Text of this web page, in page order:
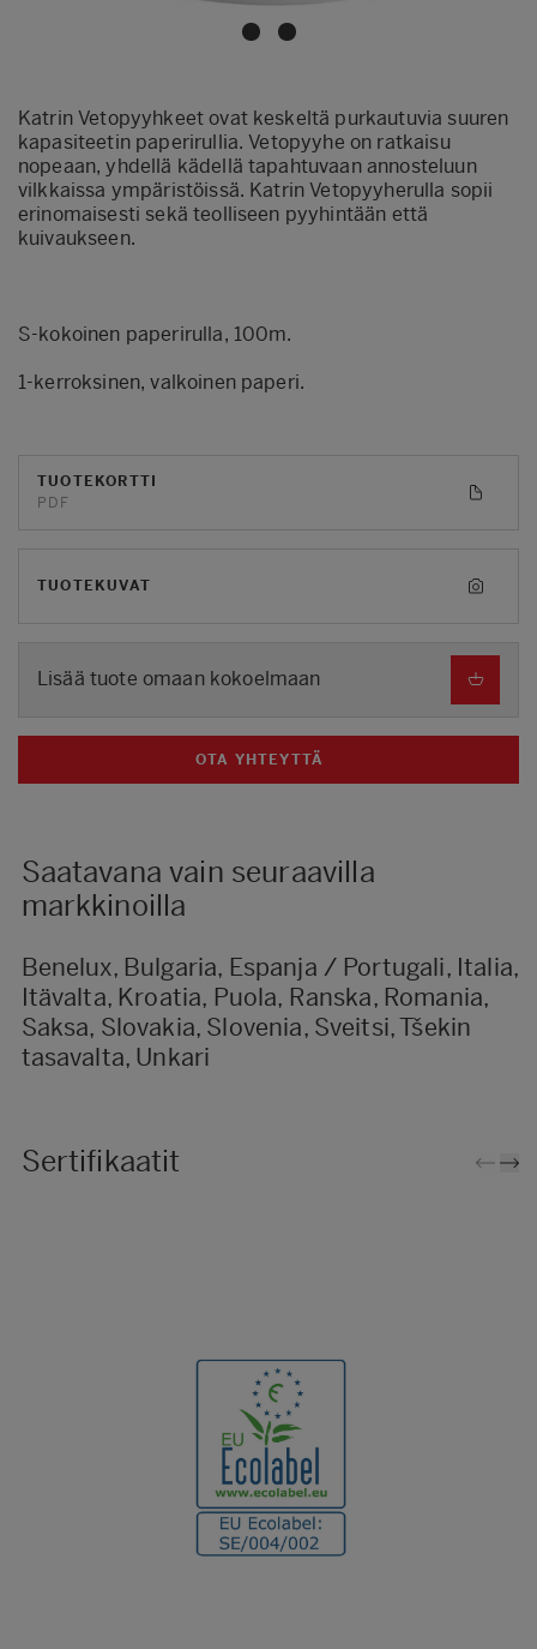
Katrin Vetopyyhkeet ovat keskeltä purkautuvia suuren
kapasiteetin paperirullia. Vetopyyhe on ratkaisu
nopeaan, yhdellä kädellä tapahtuvaan annosteluun
vilkkaissa ympäristöissä. Katrin Vetopyyherulla sopii
erinomaisesti sekä teolliseen pyyhintään että
kuivaukseen.
S‑kokoinen paperirulla, 100m.
1‑kerroksinen, valkoinen paperi.
TUOTEKORTTI
PDF
TUOTEKUVAT
Lisää tuote omaan kokoelmaan
OTA YHTEYTTÄ
Saatavana vain seuraavilla
markkinoilla
Benelux, Bulgaria, Espanja / Portugali, Italia,
Itävalta, Kroatia, Puola, Ranska, Romania,
Saksa, Slovakia, Slovenia, Sveitsi, Tšekin
tasavalta, Unkari
Sertifikaatit